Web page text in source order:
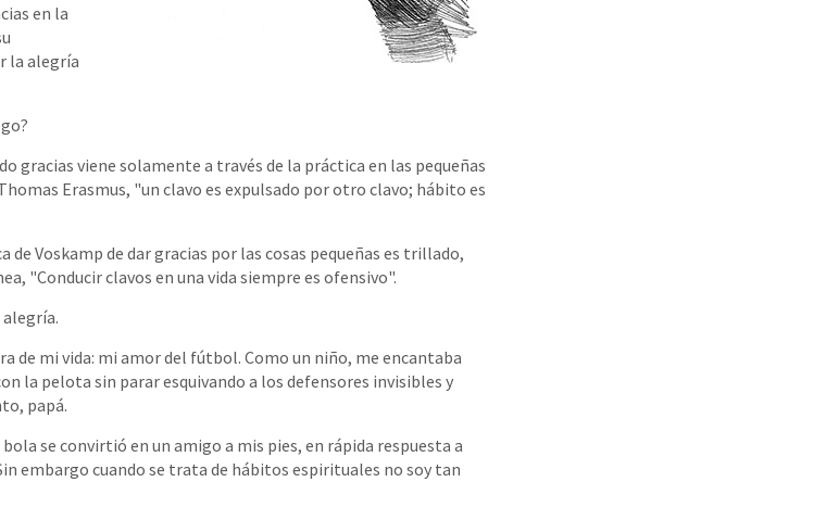
en la
la alegría
gracias viene solamente a través de la práctica en las pequeñas
Erasmus, "un clavo es expulsado por otro clavo; hábito es
Voskamp de dar gracias por las cosas pequeñas es trillado,
"Conducir clavos en una vida siempre es ofensivo".
de mi vida: mi amor del fútbol. Como un niño, me encantaba
la pelota sin parar esquivando a los defensores invisibles y
papá.
se convirtió en un amigo a mis pies, en rápida respuesta a
embargo cuando se trata de hábitos espirituales no soy tan